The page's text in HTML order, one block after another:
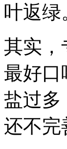
叶返绿
其实，
最好口
盐过多
还不完